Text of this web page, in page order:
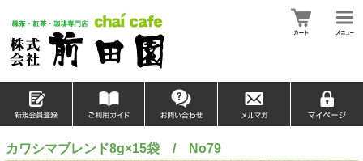
カワシマブレンド8g×15袋 / No79